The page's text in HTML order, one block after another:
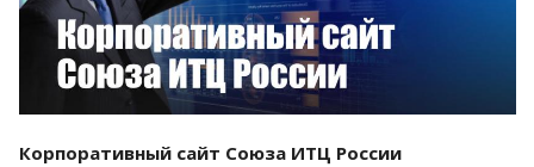
Корпоративный сайт Союза ИТЦ России